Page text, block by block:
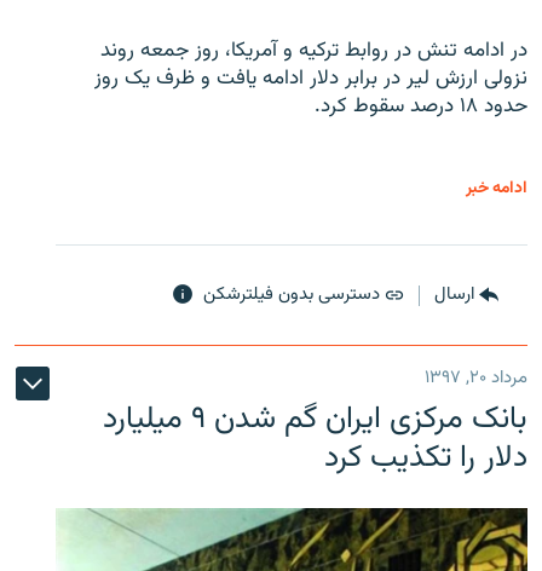
در ادامه تنش در روابط ترکیه و آمریکا، روز جمعه روند
نزولی ارزش لیر در برابر دلار ادامه یافت و ظرف یک روز
حدود ۱۸ درصد سقوط کرد.
ادامه خبر
ارسال دسترسی بدون فیلترشکن
مرداد ۲۰, ۱۳۹۷
بانک مرکزی ایران گم شدن ۹ میلیارد
دلار را تکذیب کرد